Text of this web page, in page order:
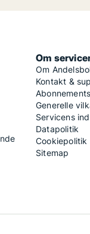
Om
Om
Kontakt &
Generelle
Servicens
Datapolitik
Cookiepolitik
Sitemap